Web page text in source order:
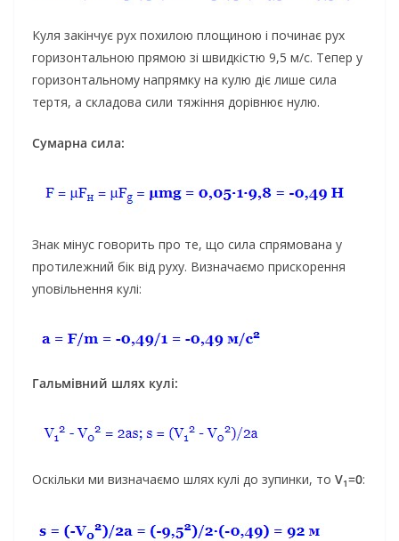
Куля закінчує рух похилою площиною і починає рух
горизонтальною прямою зі швидкістю 9,5 м/с. Тепер у
горизонтальному напрямку на кулю діє лише сила
тертя, а складова сили тяжіння дорівнює нулю.
Сумарна сила:
Знак мінус говорить про те, що сила спрямована у
протилежний бік від руху. Визначаємо прискорення
уповільнення кулі:
Гальмівний шлях кулі:
Оскільки ми визначаємо шлях кулі до зупинки, то V1=0: